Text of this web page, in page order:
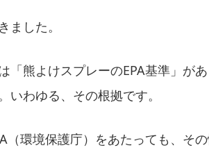
ました。
「熊よけスプレーのEPA基準」が
いわゆる、その根拠です。
（環境保護庁）をあたっても、その